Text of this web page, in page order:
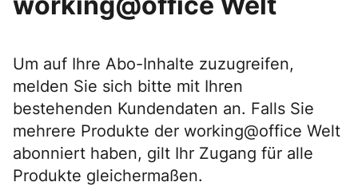
Um auf Ihre Abo-Inhalte zuzugreifen,
melden Sie sich bitte mit Ihren
bestehenden Kundendaten an. Falls Sie
mehrere Produkte der working@office Welt
abonniert haben, gilt Ihr Zugang für alle
Produkte gleichermaßen.